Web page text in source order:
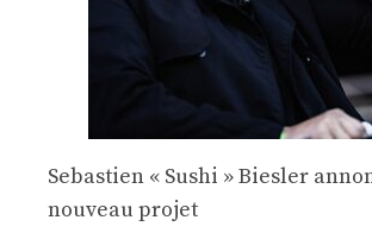
Sebastien « Sushi » Biesler
nouveau projet